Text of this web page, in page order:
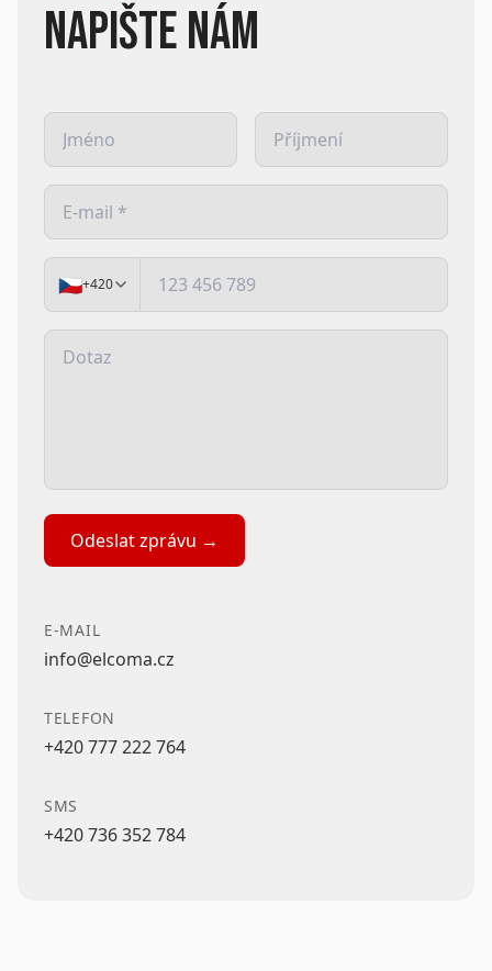
NAPIŠTE NÁM
🇨🇿+420
Odeslat zprávu →
E-MAIL
info@elcoma.cz
TELEFON
+420 777 222 764
SMS
+420 736 352 784